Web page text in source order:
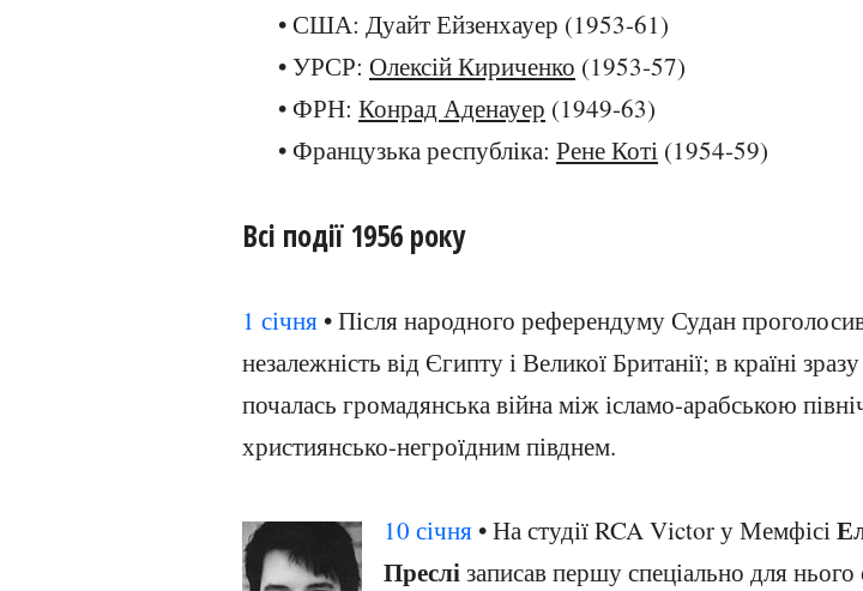
• США: Дуайт Ейзенхауер (1953-61)
• УРСР: Олексій Кириченко (1953-57)
• ФРН: Конрад Аденауер (1949-63)
• Французька республіка: Рене Коті (1954-59)
Всі події 1956 року
1 січня • Після народного референдуму Судан
незалежність від Єгипту і Великої Британії; в країні
почалась громадянська війна між ісламо-арабською
християнсько-негроїдним півднем.
10 січня • На студії RCA Victor у Мемфісі
Преслізаписав першу спеціально для нього